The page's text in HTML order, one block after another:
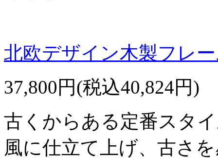
北欧デザイン木製フレ
37,800円(税込40,824円)
古くからある定番スタ
風に仕立て上げ、古さ